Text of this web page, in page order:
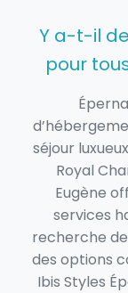
Y a-t-il
pour
séjour
Royal
Eugène
services
recherche
des options
Ibis Styles